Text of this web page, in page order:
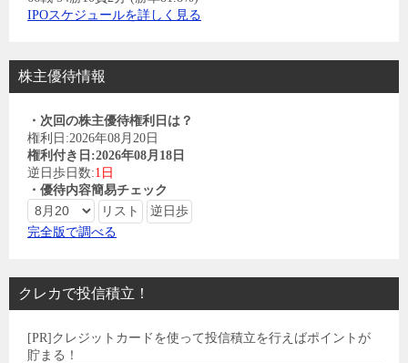
IPOスケジュールを詳しく見る
株主優待情報
・次回の株主優待権利日は？
権利日:2026年08月20日
権利付き日:2026年08月18日
逆日歩日数:1日
・優待内容簡易チェック
完全版で調べる
クレカで投信積立！
[PR]クレジットカードを使って投信積立を行えばポイントが
貯まる！